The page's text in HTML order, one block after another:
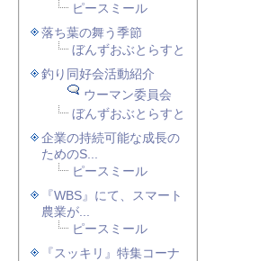
ピースミール
落ち葉の舞う季節
ぼんずおぶとらすと
釣り同好会活動紹介
ウーマン委員会
ぼんずおぶとらすと
企業の持続可能な成長の
ためのS...
ピースミール
『WBS』にて、スマート
農業が...
ピースミール
『スッキリ』特集コーナ